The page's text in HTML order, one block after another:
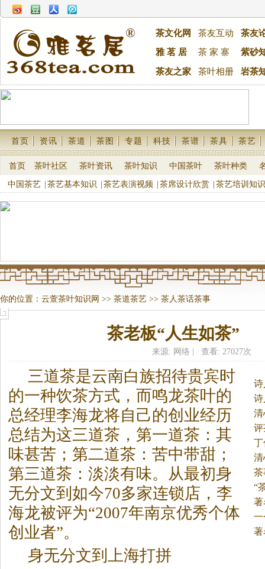
茶文化网 茶友互动
茶友
雅 茗 居
茶 家 寨 紫砂
茶友之家 茶叶相册 岩茶
首页 资讯 茶道 茶图 专题 科技 茶谱 茶具 茶艺
首页 茶叶社区 茶叶资讯 茶叶知识 中国茶叶 茶叶种类
中国茶艺 茶艺基本知识 茶艺表演视频 茶席设计欣赏 茶艺培训知识
你的位置： 云萱茶叶知识网 >> 茶道茶艺 >> 茶人茶话茶事
茶老板“人生如茶”
来源: 网络 | 查看: 27027次
诗
诗
著
陈
著
“
茶
三道茶是云南白族招待贵宾时
的一种饮茶方式，而鸣龙茶叶的
总经理李海龙将自己的创业经历
总结为这三道茶 ，第一道茶 ：其
味甚苦；第二道茶 ：苦中带甜；
第三道茶 ：淡淡有味。 从最初身
无分文到如今70多家连锁店，李
海龙被评为“2007年南京优秀个体
创业者”。
身无分文到上海打拼